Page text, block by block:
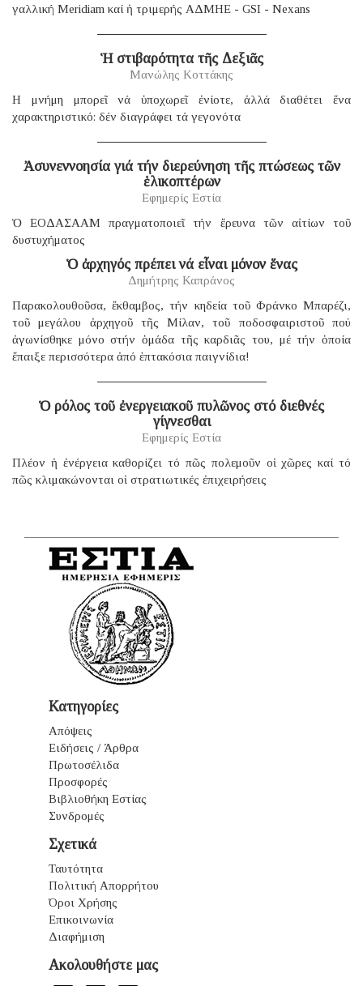
γαλλική Μeridiam καί ἡ τριμερής ΑΔΜΗΕ - GSI - Nexans
Ἡ στιβαρότητα τῆς Δεξιᾶς
Μανώλης Κοττάκης
H μνήμη μπορεῖ νά ὑποχωρεῖ ἐνίοτε, ἀλλά διαθέτει ἕνα
χαρακτηριστικό: δέν διαγράφει τά γεγονότα
Ἀσυνεννοησία γιά τήν διερεύνηση τῆς πτώσεως τῶν
ἑλικοπτέρων
Εφημερίς Εστία
Ὁ ΕΟΔΑΣΑΑΜ πραγματοποιεῖ τήν ἔρευνα τῶν αἰτίων τοῦ
δυστυχήματος
Ὁ ἀρχηγός πρέπει νά εἶναι μόνον ἕνας
Δημήτρης Καπράνος
Παρακολουθοῦσα, ἔκθαμβος, τήν κηδεία τοῦ Φράνκο Μπαρέζι,
τοῦ μεγάλου ἀρχηγοῦ τῆς Μίλαν, τοῦ ποδοσφαιριστοῦ πού
ἀγωνίσθηκε μόνο στήν ὁμάδα τῆς καρδιᾶς του, μέ τήν ὁποία
ἔπαιξε περισσότερα ἀπό ἑπτακόσια παιγνίδια!
Ὁ ρόλος τοῦ ἐνεργειακοῦ πυλῶνος στό διεθνές
γίγνεσθαι
Εφημερίς Εστία
Πλέον ἡ ἐνέργεια καθορίζει τό πῶς πολεμοῦν οἱ χῶρες καί τό
πῶς κλιμακώνονται οἱ στρατιωτικές ἐπιχειρήσεις
Κατηγορίες
Απόψεις
Ειδήσεις / Άρθρα
Πρωτοσέλιδα
Προσφορές
Βιβλιοθήκη Εστίας
Συνδρομές
Σχετικά
Ταυτότητα
Πολιτική Απορρήτου
Όροι Χρήσης
Επικοινωνία
Διαφήμιση
Ακολουθήστε μας